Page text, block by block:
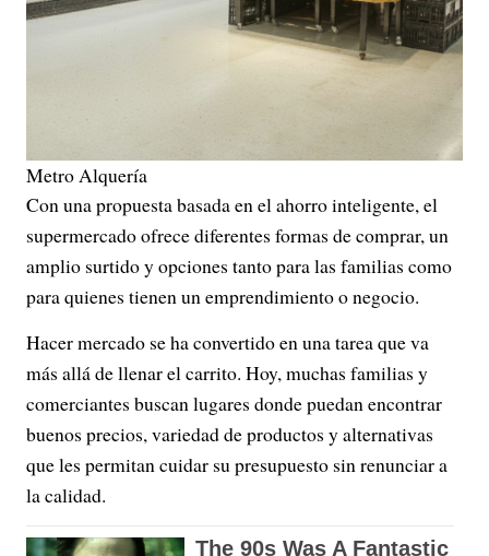
Metro Alquería
Con una propuesta basada en el ahorro inteligente, el
supermercado ofrece diferentes formas de comprar, un
amplio surtido y opciones tanto para las familias como
para quienes tienen un emprendimiento o negocio.
Hacer mercado se ha convertido en una tarea que va
más allá de llenar el carrito. Hoy, muchas familias y
comerciantes buscan lugares donde puedan encontrar
buenos precios, variedad de productos y alternativas
que les permitan cuidar su presupuesto sin renunciar a
la calidad.